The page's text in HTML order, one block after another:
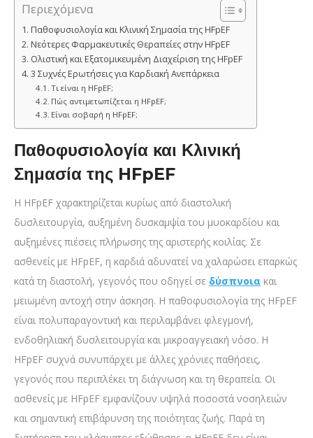
Περιεχόμενα
Παθοφυσιολογία και Κλινική Σημασία της HFpEF
Νεότερες Φαρμακευτικές Θεραπείες στην HFpEF
Ολιστική και Εξατομικευμένη Διαχείριση της HFpEF
3 Συχνές Ερωτήσεις για Καρδιακή Ανεπάρκεια
Τι είναι η HFpEF;
Πώς αντιμετωπίζεται η HFpEF;
Είναι σοβαρή η HFpEF;
Παθοφυσιολογία και Κλινική
Σημασία της HFpEF
Η HFpEF χαρακτηρίζεται κυρίως από διαστολική
δυσλειτουργία, αυξημένη δυσκαμψία του μυοκαρδίου και
αυξημένες πιέσεις πλήρωσης της αριστερής κοιλίας. Σε
ασθενείς με HFpEF, η καρδιά αδυνατεί να χαλαρώσει επαρκώς
κατά τη διαστολή, γεγονός που οδηγεί σε δύσπνοια και
μειωμένη αντοχή στην άσκηση. Η παθοφυσιολογία της HFpEF
είναι πολυπαραγοντική και περιλαμβάνει φλεγμονή,
ενδοθηλιακή δυσλειτουργία και μικροαγγειακή νόσο. Η
HFpEF συχνά συνυπάρχει με άλλες χρόνιες παθήσεις,
γεγονός που περιπλέκει τη διάγνωση και τη θεραπεία. Οι
ασθενείς με HFpEF εμφανίζουν υψηλά ποσοστά νοσηλειών
και σημαντική επιβάρυνση της ποιότητας ζωής. Παρά τη